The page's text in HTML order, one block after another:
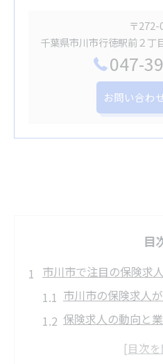
〒272-
千葉県市川市行徳駅前２丁
047-
お問い合わ
目
市川市で注目の保険求
市川市の保険求人
保険求人の動向と
市川市の保険求人